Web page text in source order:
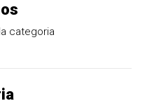
categoria